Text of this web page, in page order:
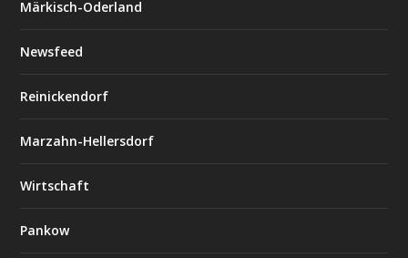
Märkisch-Oderland
Newsfeed
Reinickendorf
Marzahn-Hellersdorf
Wirtschaft
Pankow